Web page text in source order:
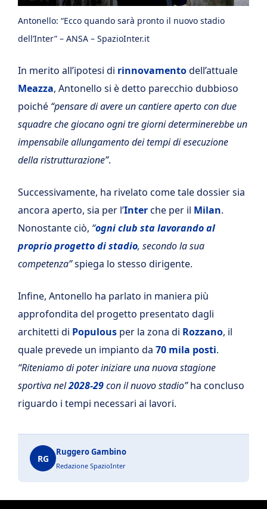
Antonello: “Ecco quando sarà pronto il nuovo stadio
dell’Inter” – ANSA – SpazioInter.it
In merito all’ipotesi di rinnovamentodell’attuale
Meazza, Antonello si è detto parecchio dubbioso
poiché “pensare di avere un cantiere aperto con due
squadre che giocano ogni tre giorni determinerebbe un
impensabile allungamento dei tempi di esecuzione
della ristrutturazione”.
Successivamente, ha rivelato come tale dossier sia
ancora aperto, sia per l’Interche per il Milan.
Nonostante ciò, “ogni club sta lavorando al
proprio progetto di stadio, secondo la sua
competenza”spiega lo stesso dirigente.
Infine, Antonello ha parlato in maniera più
approfondita del progetto presentato dagli
architetti di Populous per la zona di Rozzano, il
quale prevede un impianto da 70 mila posti.
“Riteniamo di poter iniziare una nuova stagione
sportiva nel2028-29con il nuovo stadio”ha concluso
riguardo i tempi necessari ai lavori.
RG
Ruggero Gambino
Redazione SpazioInter